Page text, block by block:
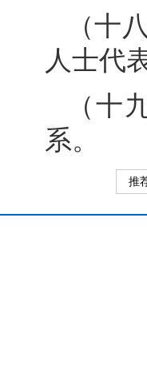
（十
人士代
（十
系。
推